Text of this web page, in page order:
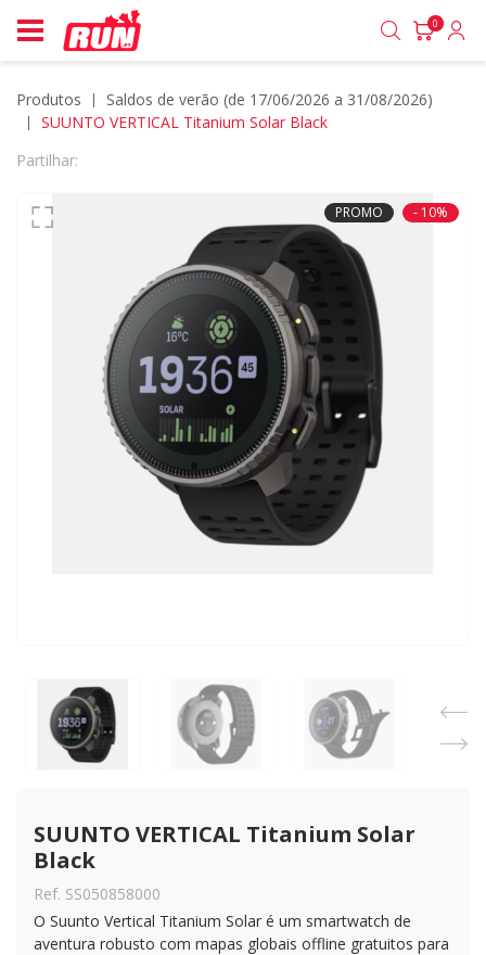
0
Produtos
saldos de verão (de 17/06/2026 a 31/08/2026)
SUUNTO VERTICAL Titanium Solar Black
Partilhar:
PROMO - 10%
SUUNTO VERTICAL Titanium Solar
Black
Ref. SS050858000
O Suunto Vertical Titanium Solar é um smartwatch de
aventura robusto com mapas globais offline gratuitos para